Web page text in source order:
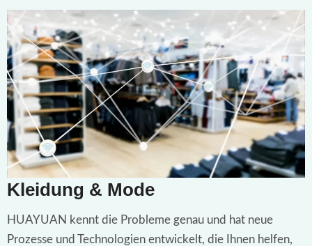
Kleidung & Mode
HUAYUAN kennt die Probleme genau und hat neue
Prozesse und Technologien entwickelt, die Ihnen helfen,